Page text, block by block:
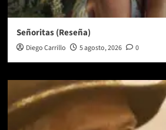
Señoritas (Reseña)
Diego Carrillo 5 agosto, 2026 0